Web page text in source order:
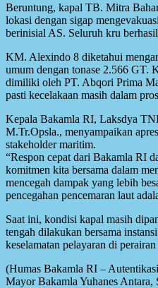
Beruntung, kapal TB. Mitra
lokasi dengan sigap
berinisial AS. Seluruh kru
KM. Alexindo 8 diketahui
umum dengan tonase 2.566 GT.
dimiliki oleh PT. Abqori Prima
pasti kecelakaan masih dalam
Kepala Bakamla RI, Laksdya
M.Tr.Opsla., menyampaikan
stakeholder maritim.
“Respon cepat dari Bakamla RI
komitmen kita bersama dalam
mencegah dampak yang lebih
pencegahan pencemaran laut
Saat ini, kondisi kapal masih
tengah dilakukan bersama
keselamatan pelayaran di
(Humas Bakamla RI –
Mayor Bakamla Yuhanes Antara,